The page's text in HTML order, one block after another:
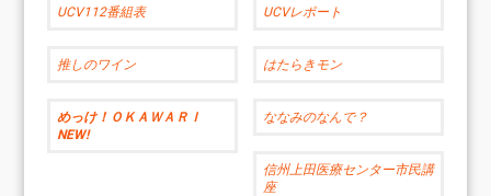
UCV112番組表 UCVレポート
推しのワイン はたらきモン
めっけ！ＯＫＡＷＡＲＩ
NEW!
ななみのなんで？
信州上田医療センター市民講
座